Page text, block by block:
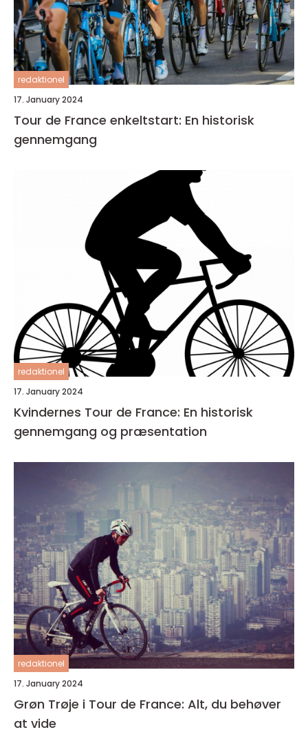
redaktionel
17. January 2024
Tour de France enkeltstart: En historisk
gennemgang
redaktionel
17. January 2024
Kvindernes Tour de France: En historisk
gennemgang og præsentation
redaktionel
17. January 2024
Grøn Trøje i Tour de France: Alt, du behøver
at vide